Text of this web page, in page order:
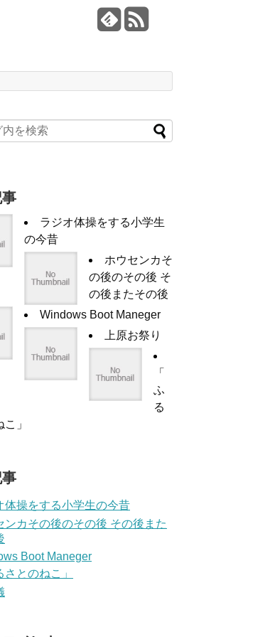
事
ラジオ体操をする小学生
の今昔
ホウセンカそ
の後のその後 そ
の後またその後
Windows Boot Maneger
上原お祭り
「
ふ
る
」
体操をする小学生の今昔
ンカその後のその後 その後また
Boot Maneger
さとのねこ」